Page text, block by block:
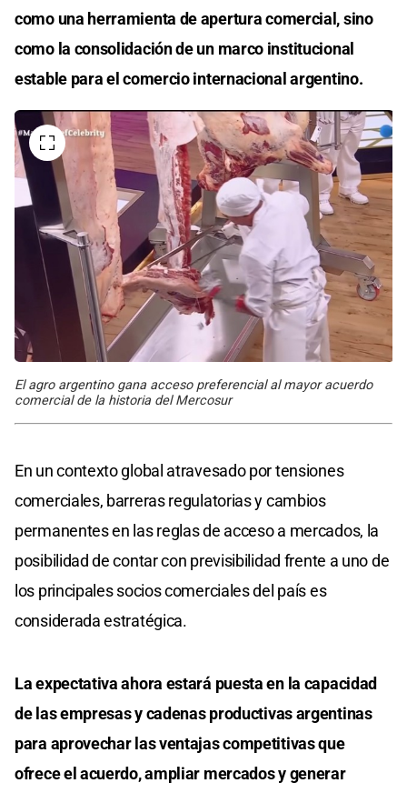
como una herramienta de apertura comercial, sino
como la consolidación de un marco institucional
estable para el comercio internacional argentino.
El agro argentino gana acceso preferencial al mayor acuerdo
comercial de la historia del Mercosur
En un contexto global atravesado por tensiones
comerciales, barreras regulatorias y cambios
permanentes en las reglas de acceso a mercados, la
posibilidad de contar con previsibilidad frente a uno de
los principales socios comerciales del país es
considerada estratégica.
La expectativa ahora estará puesta en la capacidad
de las empresas y cadenas productivas argentinas
para aprovechar las ventajas competitivas que
ofrece el acuerdo, ampliar mercados y generar